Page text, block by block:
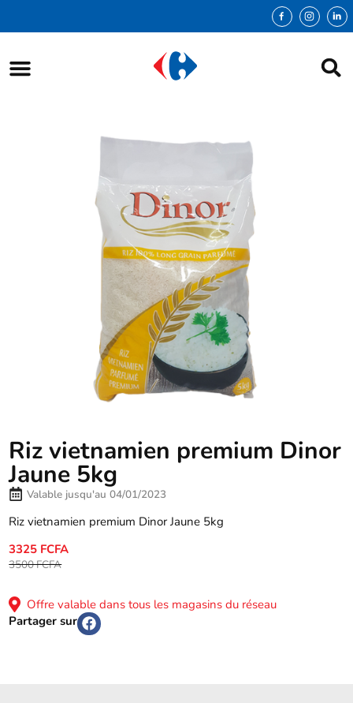
Riz vietnamien premium Dinor
Jaune 5kg
Valable jusqu'au 04/01/2023
Riz vietnamien premium Dinor Jaune 5kg
3325 FCFA
3500 FCFA
Offre valable dans tous les magasins du réseau
Partager sur